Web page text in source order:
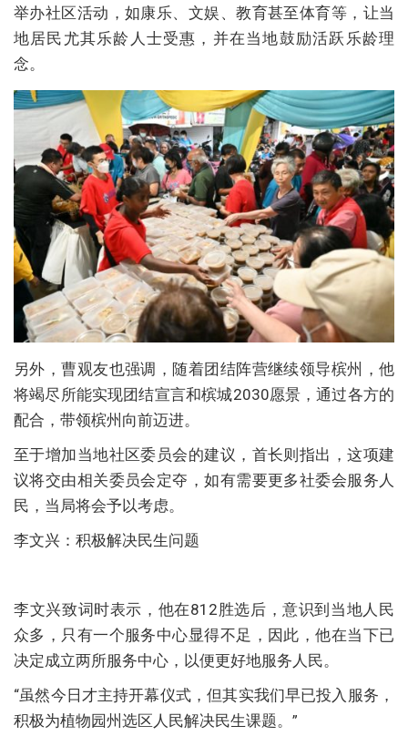
举办社区活动，如康乐、文娱、教育甚至体育等，让当
地居民尤其乐龄人士受惠，并在当地鼓励活跃乐龄理
念。
另外，曹观友也强调，随着团结阵营继续领导槟州，他
将竭尽所能实现团结宣言和槟城2030愿景，通过各方的
配合，带领槟州向前迈进。
至于增加当地社区委员会的建议，首长则指出，这项建
议将交由相关委员会定夺，如有需要更多社委会服务人
民，当局将会予以考虑。
李文兴：积极解决民生问题
李文兴致词时表示，他在812胜选后，意识到当地人民
众多，只有一个服务中心显得不足，因此，他在当下已
决定成立两所服务中心，以便更好地服务人民。
“虽然今日才主持开幕仪式，但其实我们早已投入服务，
积极为植物园州选区人民解决民生课题。”